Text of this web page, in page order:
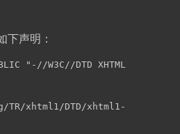
下声明：
"-//W3C//DTD XHTML
xhtml1/DTD/xhtml1-